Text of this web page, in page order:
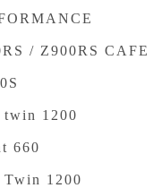
/ Z900RS
twin 1200
660
Twin 1200